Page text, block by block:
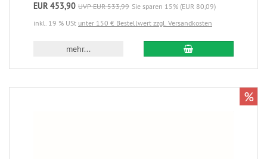
EUR 453,90 UVP EUR 533,99 Sie sparen 15% (EUR 80,09)
inkl. 19 % USt unter 150 € Bestellwert zzgl. Versandkosten
mehr...
%